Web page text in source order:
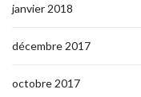
janvier 2018
décembre 2017
octobre 2017